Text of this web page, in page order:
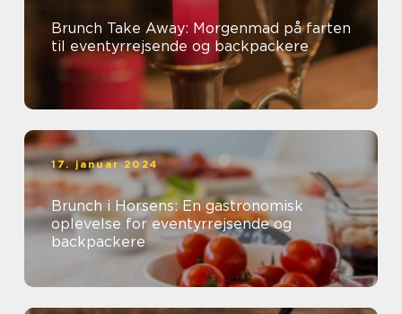
Brunch Take Away: Morgenmad på farten
til eventyrrejsende og backpackere
17. januar 2024
Brunch i Horsens: En gastronomisk
oplevelse for eventyrrejsende og
backpackere